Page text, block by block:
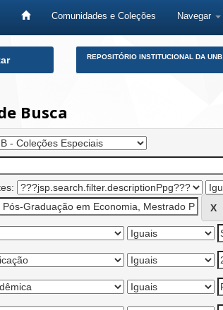
Comunidades e Coleções Navegar
REPOSITÓRIO INSTITUCIONAL DA UNB
Busca